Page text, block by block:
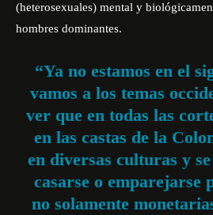
(heterosexuales) mental y
hombres dominantes.
“Ya no estamos en el
vamos a los temas
ver que en todas las
en las castas de la
en diversas culturas y
casarse o emparejarse
no solamente